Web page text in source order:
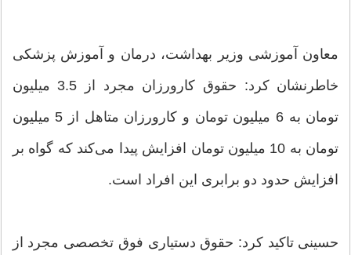
معاون آموزشی وزیر بهداشت، درمان و آموزش پزشکی
خاطرنشان کرد: حقوق کارورزان مجرد از 3.5 میلیون
تومان به 6 میلیون تومان و کارورزان متاهل از 5 میلیون
تومان به 10 میلیون تومان افزایش پیدا می‌کند که گواه بر
افزایش حدود دو برابری این افراد است.
حسینی تاکید کرد: حقوق دستیاری فوق تخصصی مجرد از